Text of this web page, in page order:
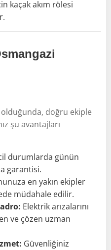
kaçak akım rölesi
olduğunda, doğru ekiple
şu avantajları
durumlarda günün
garantisi.
en yakın ekipler
müdahale edilir.
Elektrik arızalarını
ve çözen uzman
Güvenliğiniz